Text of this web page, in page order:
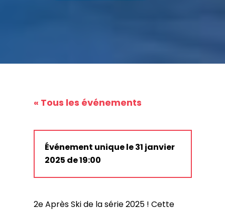
« Tous les événements
Événement unique le 31 janvier
2025 de 19:00
2e Après Ski de la série 2025 ! Cette